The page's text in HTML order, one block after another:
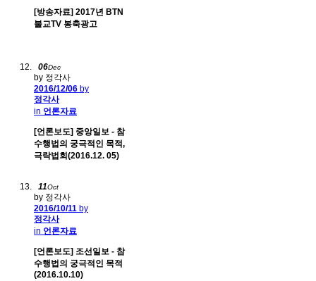
[방송자료] 2017년 BTN
불교TV 봉축광고
06Dec
by 정각사
2016/12/06 by
정각사
in 언론자료
[언론보도] 중앙일보 - 참
수행법의 궁극적인 목적,
극락법회(2016.12. 05)
11Oct
by 정각사
2016/10/11 by
정각사
in 언론자료
[언론보도] 조선일보 - 참
수행법의 궁극적인 목적
(2016.10.10)